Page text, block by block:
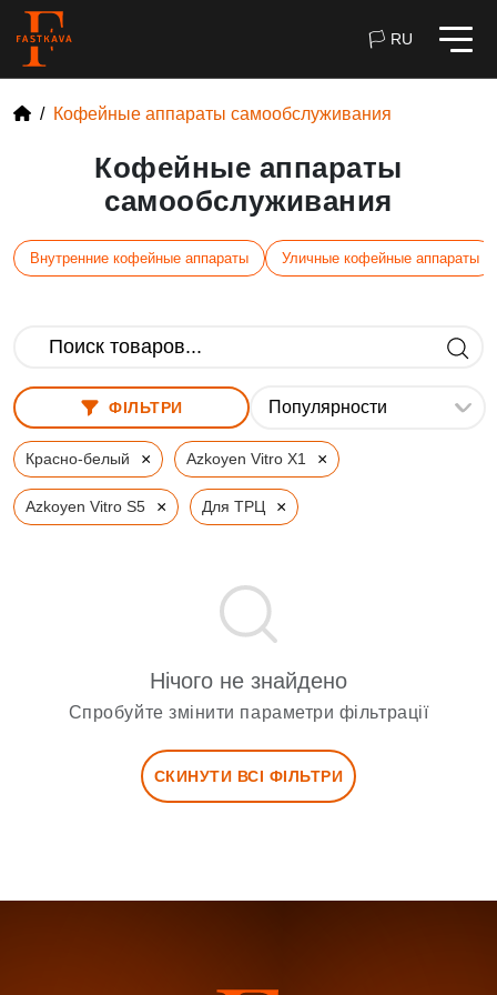
🏳 RU
Кофейные аппараты самообслуживания
Кофейные аппараты
самообслуживания
Внутренние кофейные аппараты Уличные кофейные аппараты
ФІЛЬТРИ
Красно-белый × Azkoyen Vitro X1 ×
Azkoyen Vitro S5 × Для ТРЦ ×
Нічого не знайдено
Спробуйте змінити параметри фільтрації
СКИНУТИ ВСІ ФІЛЬТРИ